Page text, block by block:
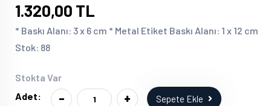
1.320,00 TL
* Baskı Alanı: 3 x 6 cm * Metal Etiket Baskı Alanı: 1 x 12 cm
Stok: 88
Stokta Var
Adet:
- + Sepete Ekle